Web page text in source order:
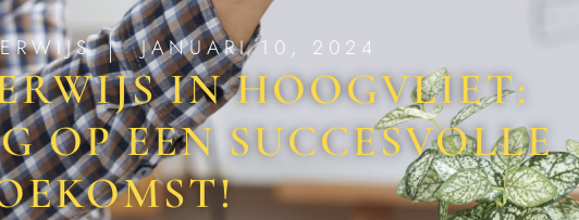
JANUARI 10, 2024
IN HOOGVLIET:
OP EEN SUCCESVOLLE